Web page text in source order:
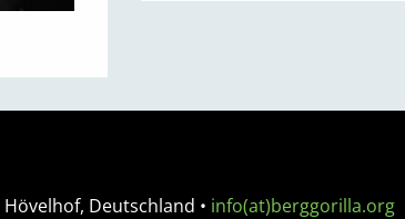
Hövelhof, Deutschland • info(at)berggorilla.org